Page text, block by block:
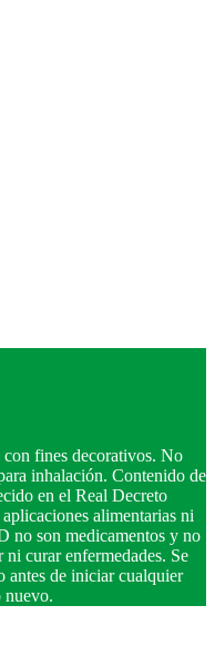
fines decorativos. No
inhalación. Contenido de
en el Real Decreto
alimentarias ni
no son medicamentos y no
ni curar enfermedades. Se
antes de iniciar cualquier
nuevo.